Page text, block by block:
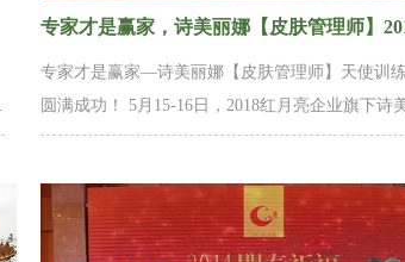
专家才是赢家—诗美丽娜【皮肤管理师】天使训
圆满成功！ 5月15-16日，2018红月亮企业旗下诗美丽娜品牌
【皮肤管理师】天使训练营广东站圆满成功！ 本
命，将“专业、服务、销售、效果”品牌优势有效
店家和终端，让美容师更专业，让销售更简单，